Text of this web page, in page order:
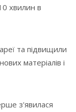
хвилин в
та підвищили
матеріалів і
з'явилася